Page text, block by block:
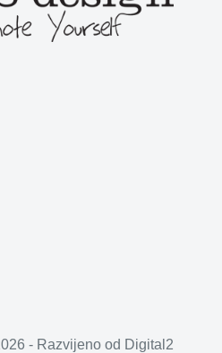
- Razvijeno od Digital2